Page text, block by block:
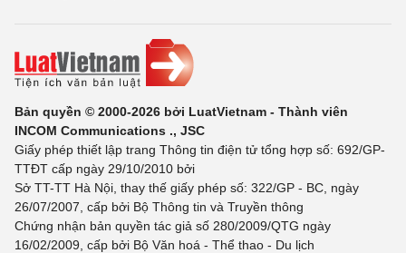
Bản quyền © 2000-2026 bởi LuatVietnam - Thành viên
INCOM Communications ., JSC
Giấy phép thiết lập trang Thông tin điện tử tổng hợp số: 692/GP-
TTĐT cấp ngày 29/10/2010 bởi
Sở TT-TT Hà Nội, thay thế giấy phép số: 322/GP - BC, ngày
26/07/2007, cấp bởi Bộ Thông tin và Truyền thông
Chứng nhận bản quyền tác giả số 280/2009/QTG ngày
16/02/2009, cấp bởi Bộ Văn hoá - Thể thao - Du lịch